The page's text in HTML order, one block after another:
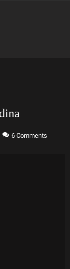
6 Comments